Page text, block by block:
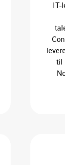
IT-
til